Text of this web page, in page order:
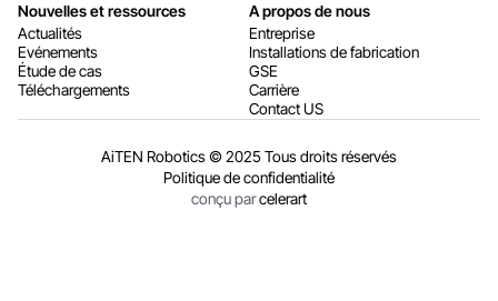
Nouvelles et ressources
Actualités
Evénements
Étude de cas
Téléchargements
A propos de nous
Entreprise
Installations de fabrication
GSE
Carrière
Contact US
AiTEN Robotics © 2025 Tous droits réservés
Politique de confidentialité
conçu parcelerart